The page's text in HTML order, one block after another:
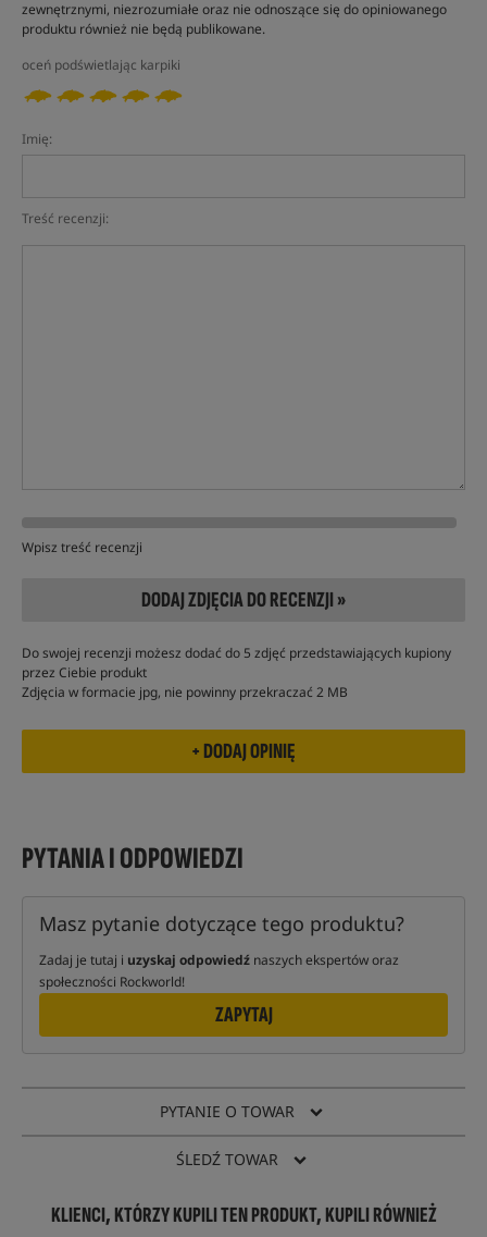
zewnętrznymi, niezrozumiałe oraz nie odnoszące się do opiniowanego
produktu również nie będą publikowane.
oceń podświetlając karpiki
Imię:
Treść recenzji:
Wpisz treść recenzji
DODAJ ZDJĘCIA DO RECENZJI »
Do swojej recenzji możesz dodać do 5 zdjęć przedstawiających kupiony
przez Ciebie produkt
Zdjęcia w formacie jpg, nie powinny przekraczać 2 MB
PYTANIA I ODPOWIEDZI
Masz pytanie dotyczące tego produktu?
Zadaj je tutaj i uzyskaj odpowiedź naszych ekspertów oraz
społeczności Rockworld!
ZAPYTAJ
PYTANIE O TOWAR
ŚLEDŹ TOWAR
KLIENCI, KTÓRZY KUPILI TEN PRODUKT, KUPILI RÓWNIEŻ